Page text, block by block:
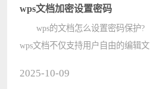
wps文档加密设置密码
wps的文档怎么设置密码保护?
wps文档不仅支持用户自由的编辑文
2025-10-09